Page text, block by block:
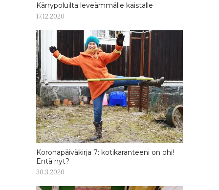
Kärrypoluilta leveämmälle kaistalle
17.12.2020
Koronapäiväkirja 7: kotikaranteeni on ohi!
Entä nyt?
30.3.2020